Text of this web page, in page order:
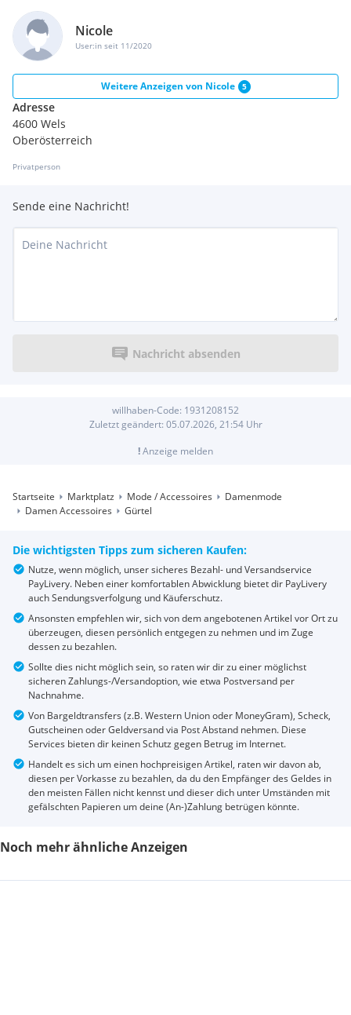
Nicole
User:in seit 11/2020
Weitere Anzeigen von Nicole 5
Adresse
4600 Wels
Oberösterreich
Privatperson
Sende eine Nachricht!
Nachricht absenden
willhaben-Code: 1931208152
Zuletzt geändert: 05.07.2026, 21:54Uhr
!Anzeige melden
Startseite Marktplatz Mode / Accessoires
Damenmode
Damen Accessoires
Gürtel
Die wichtigsten Tipps zum sicheren Kaufen:
Nutze, wenn möglich, unser sicheres Bezahl- und Versandservice
PayLivery. Neben einer komfortablen Abwicklung bietet dir PayLivery
auch Sendungsverfolgung und Käuferschutz.
Ansonsten empfehlen wir, sich von dem angebotenen Artikel vor Ort zu
überzeugen, diesen persönlich entgegen zu nehmen und im Zuge
dessen zu bezahlen.
Sollte dies nicht möglich sein, so raten wir dir zu einer möglichst
sicheren Zahlungs-/Versandoption, wie etwa Postversand per
Nachnahme.
Von Bargeldtransfers (z.B. Western Union oder MoneyGram), Scheck,
Gutscheinen oder Geldversand via Post Abstand nehmen. Diese
Services bieten dir keinen Schutz gegen Betrug im Internet.
Handelt es sich um einen hochpreisigen Artikel, raten wir davon ab,
diesen per Vorkasse zu bezahlen, da du den Empfänger des Geldes in
den meisten Fällen nicht kennst und dieser dich unter Umständen mit
gefälschten Papieren um deine (An-)Zahlung betrügen könnte.
Noch mehr ähnliche Anzeigen